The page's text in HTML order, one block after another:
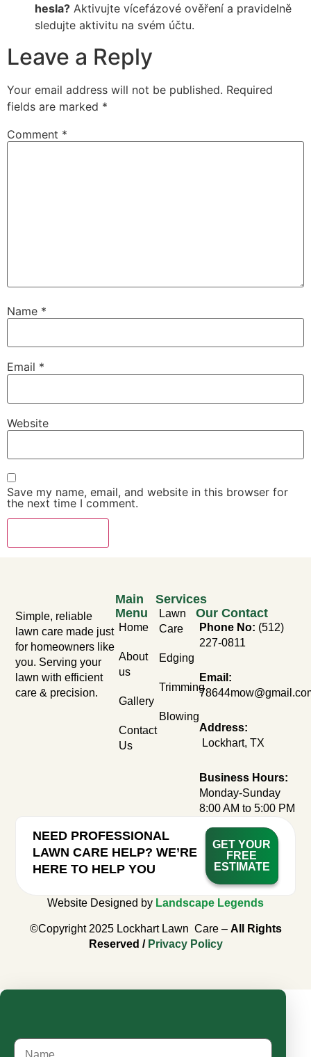
hesla? Aktivujte vícefázové ověření a pravidelně
sledujte aktivitu na svém účtu.
Leave a Reply
Your email address will not be published. Required
fields are marked *
Comment *
Name *
Email *
Website
Save my name, email, and website in this browser for
the next time I comment.
Simple, reliable
lawn care made just
for homeowners like
you. Serving your
lawn with efficient
care & precision.
Main
Menu
Home
About
us
Gallery
Contact
Us
Services
Lawn
Care
Edging
Trimming
Blowing
Our Contact
Phone No: (512)
227-0811
Email:
Address:
Lockhart, TX
Business Hours:
Monday-Sunday
8:00 AM to 5:00 PM
NEED PROFESSIONAL
LAWN CARE HELP? WE’RE
HERE TO HELP YOU
GET YOUR
FREE
ESTIMATE
Website Designed by Landscape Legends
©Copyright 2025 Lockhart Lawn Care – All Rights
Reserved / Privacy Policy